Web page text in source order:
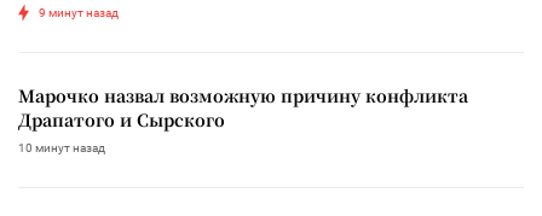
9 минут назад
Марочко назвал возможную причину конфликта
Драпатого и Сырского
10 минут назад